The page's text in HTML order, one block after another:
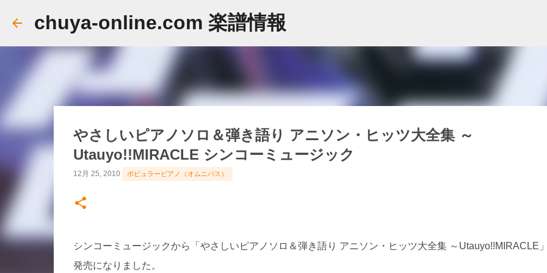
chuya-online.com 楽譜情報
やさしいピアノソロ＆弾き語り アニソン・ヒッツ大全集 ～
Utauyo!!MIRACLE シンコーミュージック
12月 25, 2010 ポピュラーピアノ（オムニバス）
シンコーミュージックから「やさしいピアノソロ＆弾き語り アニソン・ヒッツ大全集 ～Utauyo!!MIRACLE
発売になりました。